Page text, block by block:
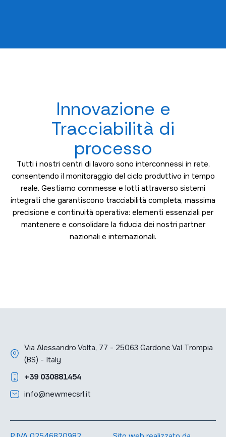
Innovazione e
Tracciabilità di
processo
Tutti i nostri centri di lavoro sono interconnessi in rete,
consentendo il monitoraggio del ciclo produttivo in tempo
reale. Gestiamo commesse e lotti attraverso sistemi
integrati che garantiscono tracciabilità completa, massima
precisione e continuità operativa: elementi essenziali per
mantenere e consolidare la fiducia dei nostri partner
nazionali e internazionali.
Via Alessandro Volta, 77 - 25063 Gardone Val Trompia
(BS) - Italy
+39 030881454
info@newmecsrl.it